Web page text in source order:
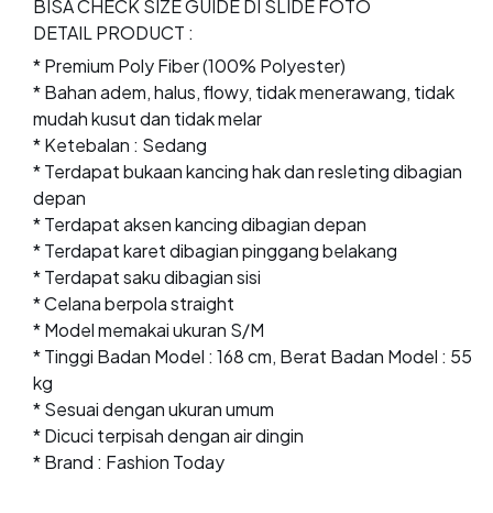
BISA CHECK SIZE GUIDE DI SLIDE FOTO
DETAIL PRODUCT :
* Premium Poly Fiber (100% Polyester)
* Bahan adem, halus, flowy, tidak menerawang, tidak
mudah kusut dan tidak melar
* Ketebalan : Sedang
* Terdapat bukaan kancing hak dan resleting dibagian
depan
* Terdapat aksen kancing dibagian depan
* Terdapat karet dibagian pinggang belakang
* Terdapat saku dibagian sisi
* Celana berpola straight
* Model memakai ukuran S/M
* Tinggi Badan Model : 168 cm, Berat Badan Model : 55
kg
* Sesuai dengan ukuran umum
* Dicuci terpisah dengan air dingin
* Brand : Fashion Today